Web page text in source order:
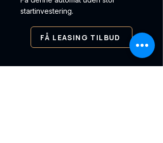
startinvestering.
FÅ LEASING TILBUD